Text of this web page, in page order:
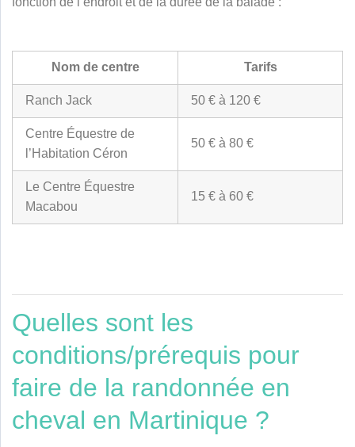
Nom de centre Tarifs
Ranch Jack 50 € à 120 €
Centre Équestre de
l’Habitation Céron
50 € à 80 €
Le Centre Équestre
Macabou
15 € à 60 €
Quelles sont les
conditions/prérequis pour
faire de la randonnée en
cheval en Martinique ?